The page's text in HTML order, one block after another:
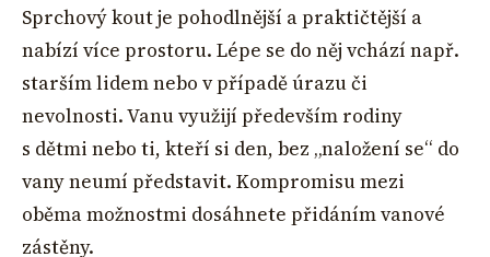
Sprchový kout je pohodlnější a praktičtější a
nabízí více prostoru. Lépe se do něj vchází např.
starším lidem nebo v případě úrazu či
nevolnosti. Vanu využijí především rodiny
s dětmi nebo ti, kteří si den, bez „naložení se“ do
vany neumí představit. Kompromisu mezi
oběma možnostmi dosáhnete přidáním vanové
zástěny.